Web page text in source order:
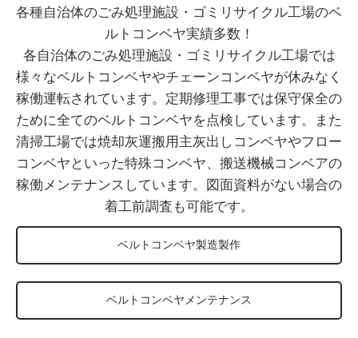
各種自治体のごみ処理施設・ゴミリサイクル工場のベ
ルトコンベヤ実績多数！
各自治体のごみ処理施設・ゴミリサイクル工場では
様々なベルトコンベヤやチェーンコンベヤが休みなく
稼働運転されています。定期修理工事では保守保全の
ために全てのベルトコンベヤを点検しています。また
清掃工場では焼却灰運搬用主灰出しコンベヤやフロー
コンベヤといった特殊コンベヤ、搬送機械コンベアの
稼働メンテナンスしています。図面資料がない場合の
着工前調査も可能です。
ベルトコンベヤ製造製作
ベルトコンベヤメンテナンス